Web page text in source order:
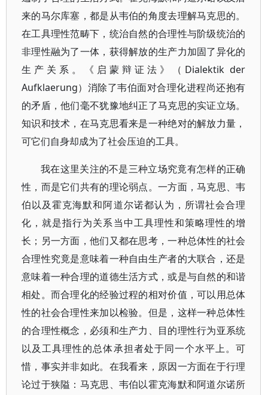
来的马尔库塞，都是从韦伯的角度去理解马克思的。
在工具理性范畴下，统治自然的合理性与阶级统治的
非理性融为了一体，获得解放的生产力加固了异化的
生产关系。《启蒙辩证法》（Dialektik der
Aufklaerung）消除了韦伯面对合理化进程尚还抱有
的矛盾，他们毫不犹豫地纠正了马克思的实证立场。
知识和技术，在马克思看来是一种绝对的解放力量，
可它们自身却成为了社会压迫的工具。
我在这里关注的不是三种立场究竟有怎样的正确
性，而是它们共有的理论弱点。一方面，马克思、韦
伯以及霍克海默和阿道尔诺都认为，所谓社会合理
化，就是指行为关系当中工具理性和策略理性的增
长；另一方面，他们又都在思考，一种总体性的社会
合理性究竟是意味着一种自由生产者的大联合，还是
意味着一种合理的道德生活方式，或是与自然的和谐
相处。而合理化的经验过程的相对价值，可以用总体
性的社会合理性来加以检验。但是，这样一种总体性
的合理性概念，必须和生产力、目的理性行为亚系统
以及工具理性的总体承担者处于同一个水平上。可
惜，事实并非如此。在我看来，原因一方面在于行理
论过于狭隘：马克思、韦伯以霍克海默和阿道尔诺所